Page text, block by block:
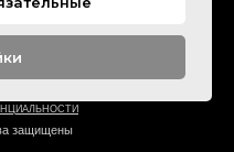
защищены